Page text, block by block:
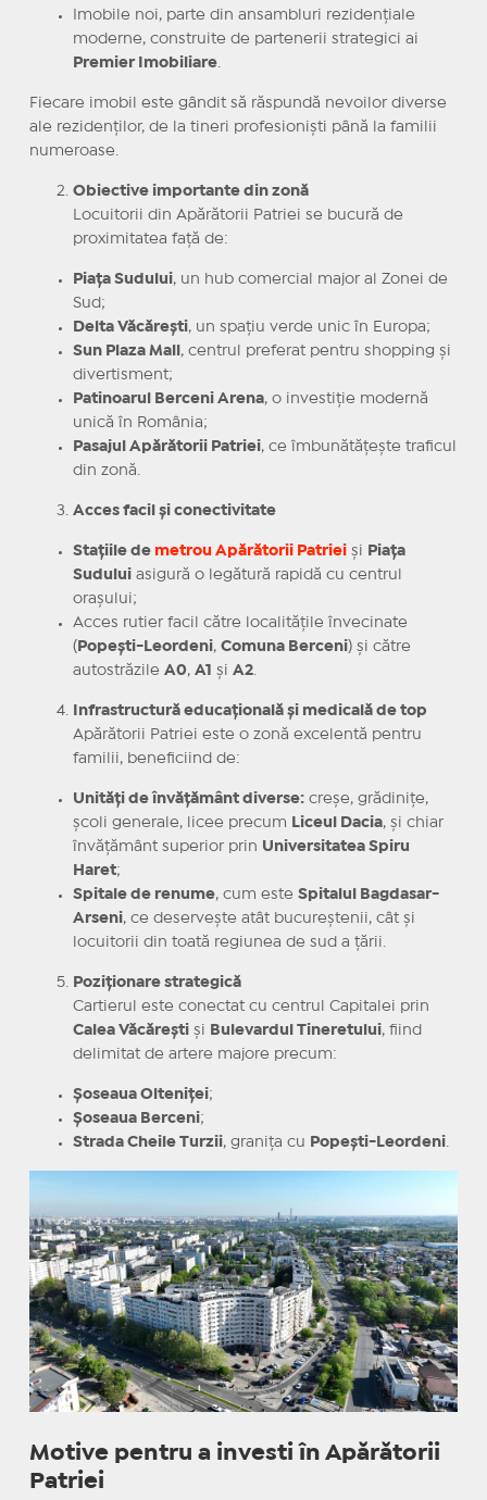
Imobile noi, parte din ansambluri rezidențiale
moderne, construite de partenerii strategici ai
Premier Imobiliare.
Fiecare imobil este gândit să răspundă nevoilor diverse
ale rezidenților, de la tineri profesioniști până la familii
numeroase.
Obiective importante din zonă
Locuitorii din Apărătorii Patriei se bucură de
proximitatea față de:
Piața Sudului , un hub comercial major al Zonei de
Sud;
Delta Văcărești , un spațiu verde unic în Europa;
Sun Plaza Mall , centrul preferat pentru shopping și
divertisment;
Patinoarul Berceni Arena, o investiție modernă
unică în România;
Pasajul Apărătorii Patriei , ce îmbunătățește traficul
din zonă.
Acces facil și conectivitate
Stațiile de metrou Apărătorii Patriei și
Piața
Sudului
asigură o legătură rapidă cu centrul
orașului;
Acces rutier facil către localitățile învecinate
( Popești-Leordeni , Comuna Berceni ) și către
autostrăzile A0, A1 și A2.
Infrastructură educațională și medicală de top
Apărătorii Patriei este o zonă excelentă pentru
familii, beneficiind de:
Unități de învățământ diverse:creșe, grădinițe,
școli generale, licee precum
Liceul Dacia, și chiar
învățământ superior prin Universitatea Spiru
Haret;
Spitale de renume, cum este Spitalul Bagdasar-
Arseni , ce deservește atât bucureștenii, cât și
locuitorii din toată regiunea de sud a țării.
Poziționare strategică
Cartierul este conectat cu centrul Capitalei prin
Calea Văcărești
și Bulevardul Tineretului , fiind
delimitat de artere majore precum:
Șoseaua Olteniței ;
Șoseaua Berceni ;
Strada Cheile Turzii , granița cu Popești-Leordeni .
Motive pentru a investi în Apărătorii
Patriei